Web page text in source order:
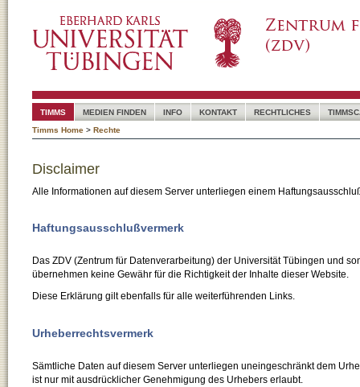
TIMMS MEDIEN FINDEN INFO KONTAKT RECHTLICHES
Timms Home > Rechte
Disclaimer
Alle Informationen auf diesem Server unterliegen einem
Haftungsausschlußvermerk
Das ZDV (Zentrum für Datenverarbeitung) der Universität Tübingen und
übernehmen keine Gewähr für die Richtigkeit der Inhalte dieser Website.
Diese Erklärung gilt ebenfalls für alle weiterführenden Links.
Urheberrechtsvermerk
Sämtliche Daten auf diesem Server unterliegen uneingeschränkt dem
ist nur mit ausdrücklicher Genehmigung des Urhebers erlaubt.